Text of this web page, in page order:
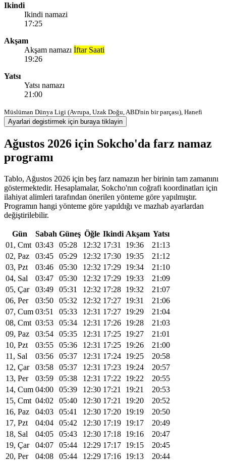
Ikindi
Ikindi namazi
17:25
Akşam
Akşam namazı İftar Saati
19:26
Yatsı
Yatsı namazı
21:00
Müslüman Dünya Ligi (Avrupa, Uzak Doğu, ABD'nin bir parçası), Hanefi
Ayarlari degistirmek için buraya tiklayin
Ağustos 2026 için Sokcho'da farz namaz
programı
Tablo, Ağustos 2026 için beş farz namazın her birinin tam zamanını
göstermektedir. Hesaplamalar, Sokcho'nın coğrafi koordinatları için
ilahiyat alimleri tarafından önerilen yönteme göre yapılmıştır.
Programın hangi yönteme göre yapıldığı ve mazhab ayarlardan
değiştirilebilir.
Gün Sabah Güneş Öğle Ikindi Akşam Yatsı
01, Cmt 03:43 05:28 12:32 17:31 19:36
21:13
02, Paz
03:45 05:29 12:32 17:30 19:35
21:12
03, Pzt
03:46 05:30 12:32 17:29 19:34
21:10
04, Sal
03:47 05:30 12:32 17:29 19:33
21:09
05, Çar
03:49 05:31 12:32 17:28 19:32
21:07
06, Per
03:50 05:32 12:32 17:27 19:31
21:06
07, Cum 03:51 05:33 12:31 17:27 19:29
21:04
08, Cmt 03:53 05:34 12:31 17:26 19:28
21:03
09, Paz
03:54 05:35 12:31 17:25 19:27
21:01
10, Pzt
03:55 05:36 12:31 17:25 19:26
21:00
11, Sal
03:56 05:37 12:31 17:24 19:25
20:58
12, Çar
03:58 05:37 12:31 17:23 19:24
20:57
13, Per
03:59 05:38 12:31 17:22 19:22
20:55
14, Cum 04:00 05:39 12:30 17:21 19:21
20:53
15, Cmt 04:02 05:40 12:30 17:21 19:20
20:52
16, Paz
04:03 05:41 12:30 17:20 19:19
20:50
17, Pzt
04:04 05:42 12:30 17:19 19:17
20:49
18, Sal
04:05 05:43 12:30 17:18 19:16
20:47
19, Çar
04:07 05:44 12:29 17:17 19:15
20:45
20, Per
04:08 05:44 12:29 17:16 19:13
20:44